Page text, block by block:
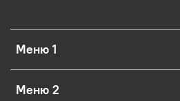
Меню 1
Меню 2